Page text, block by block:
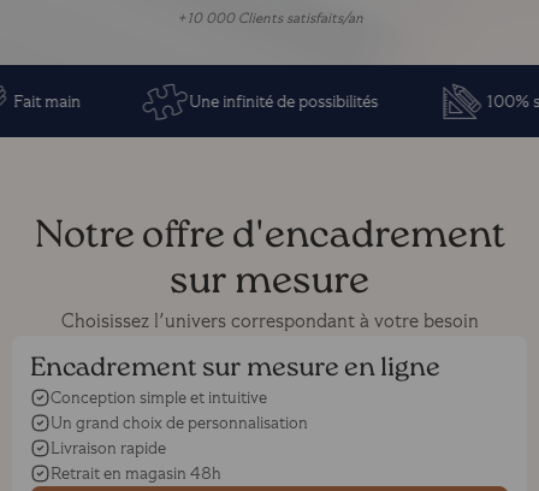
+10 000 Clients satisfaits/an
Une infinité de possibilités 100% sur
Notre offre d'encadrement
sur mesure
Choisissez l'univers correspondant à votre besoin
Encadrement sur mesure en ligne
Conception simple et intuitive
Un grand choix de personnalisation
Livraison rapide
Retrait en magasin 48h